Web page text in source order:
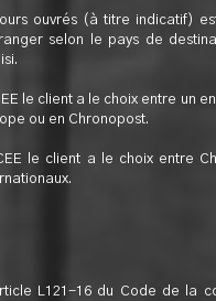
ouvrés (à titre indicatif)
selon le pays de
le client a le choix entre un
ou en Chronopost.
le client a le choix entre
L121-16 du Code de la